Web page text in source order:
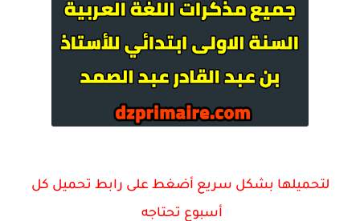
لتحميلها بشكل سريع أضغط على رابط تحميل كل
أسبوع تحتاجه